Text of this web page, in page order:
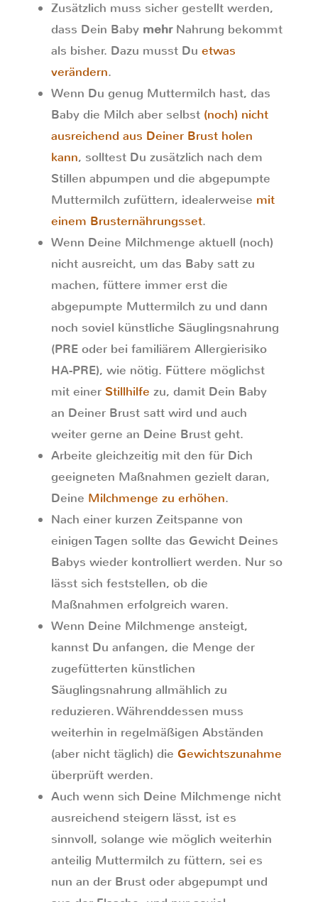
Zusätzlich muss sicher gestellt werden,
dass Dein Baby mehrNahrung bekommt
als bisher. Dazu musst Du etwas
verändern.
Wenn Du genug Muttermilch hast, das
Baby die Milch aber selbst (noch) nicht
ausreichend aus Deiner Brust holen
kann, solltest Du zusätzlich nach dem
Stillen abpumpen und die abgepumpte
Muttermilch zufüttern, idealerweise mit
einem Brusternährungsset.
Wenn Deine Milchmenge aktuell (noch)
nicht ausreicht, um das Baby satt zu
machen, füttere immer erst die
abgepumpte Muttermilch zu und dann
noch soviel künstliche Säuglingsnahrung
(PRE oder bei familiärem Allergierisiko
HA-PRE), wie nötig. Füttere möglichst
mit einer Stillhilfe zu, damit Dein Baby
an Deiner Brust satt wird und auch
weiter gerne an Deine Brust geht.
Arbeite gleichzeitig mit den für Dich
geeigneten Maßnahmen gezielt daran,
Deine Milchmenge zu erhöhen.
Nach einer kurzen Zeitspanne von
einigen Tagen sollte das Gewicht Deines
Babys wieder kontrolliert werden. Nur so
lässt sich feststellen, ob die
Maßnahmen erfolgreich waren.
Wenn Deine Milchmenge ansteigt,
kannst Du anfangen, die Menge der
zugefütterten künstlichen
Säuglingsnahrung allmählich zu
reduzieren. Währenddessen muss
weiterhin in regelmäßigen Abständen
(aber nicht täglich) die Gewichtszunahme
überprüft werden.
Auch wenn sich Deine Milchmenge nicht
ausreichend steigern lässt, ist es
sinnvoll, solange wie möglich weiterhin
anteilig Muttermilch zu füttern, sei es
nun an der Brust oder abgepumpt und